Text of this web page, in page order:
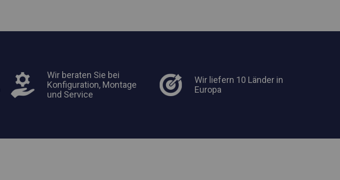
Wir beraten Sie bei
Konfiguration, Montage
und Service
Wir liefern 10 Länder in
Europa